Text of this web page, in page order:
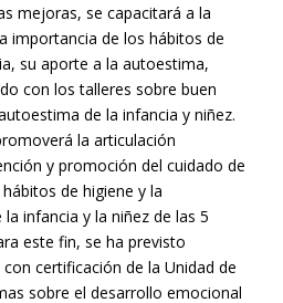
mejoras, se capacitará a la
importancia de los hábitos de
su aporte a la autoestima,
con los talleres sobre buen
de la infancia y niñez.
la articulación
y promoción del cuidado de
de higiene y la
infancia y la niñez de las 5
este fin, se ha previsto
certificación de la Unidad de
sobre el desarrollo emocional